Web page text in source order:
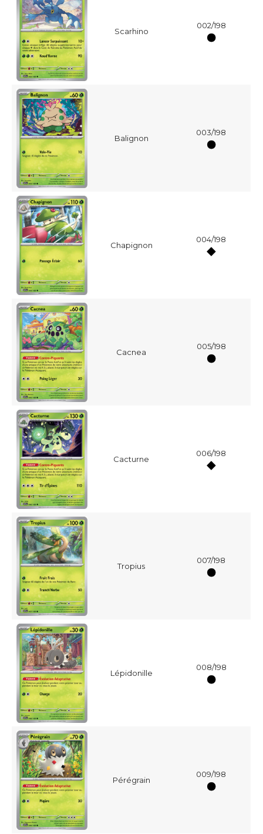
Scarhino
002/198
Balignon
003/198
Chapignon
004/198
Cacnea
005/198
Cacturne
006/198
Tropius
007/198
Lépidonille
008/198
Pérégrain
009/198